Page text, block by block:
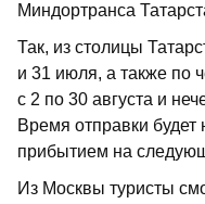
Миндортранса
Так, из столицы
и 31 июля, а также по
с 2 по 30 августа и
Время отправки
прибытием на
Из Москвы туристы